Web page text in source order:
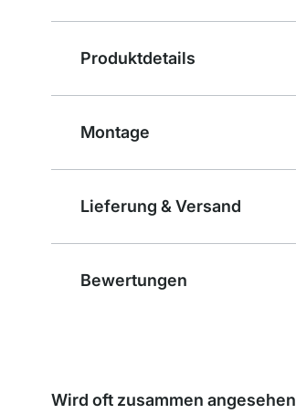
Produktdetails
Montage
Lieferung & Versand
Bewertungen
Wird oft zusammen angesehen